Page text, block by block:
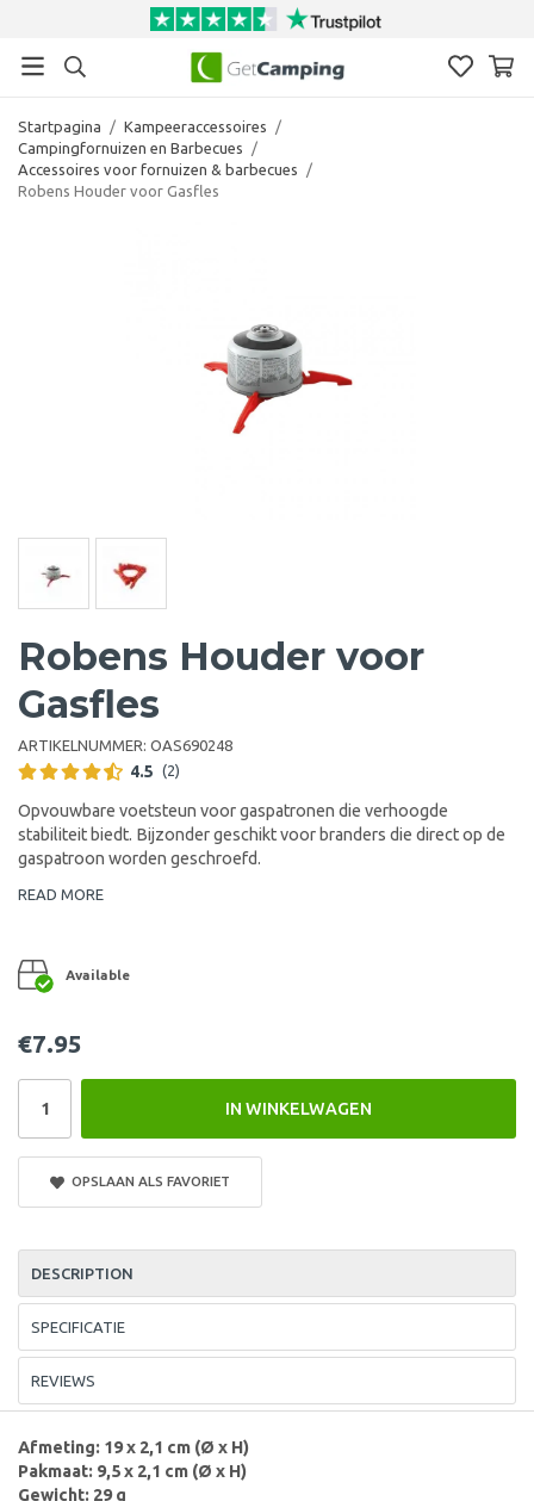
Startpagina / Kampeeraccessoires
/
Campingfornuizen en Barbecues
/
Accessoires voor fornuizen & barbecues
/
Robens Houder voor Gasfles
Robens Houder voor
Gasfles
ARTIKELNUMMER: OAS690248
4.5 (2)
Opvouwbare voetsteun voor gaspatronen die verhoogde
stabiliteit biedt. Bijzonder geschikt voor branders die direct op de
gaspatroon worden geschroefd.
READ MORE
Available
€7.95
IN WINKELWAGEN
OPSLAAN ALS FAVORIET
DESCRIPTION
SPECIFICATIE
REVIEWS
Afmeting: 19 x 2,1 cm (Ø x H)
Pakmaat: 9,5 x 2,1 cm (Ø x H)
Gewicht: 29 g